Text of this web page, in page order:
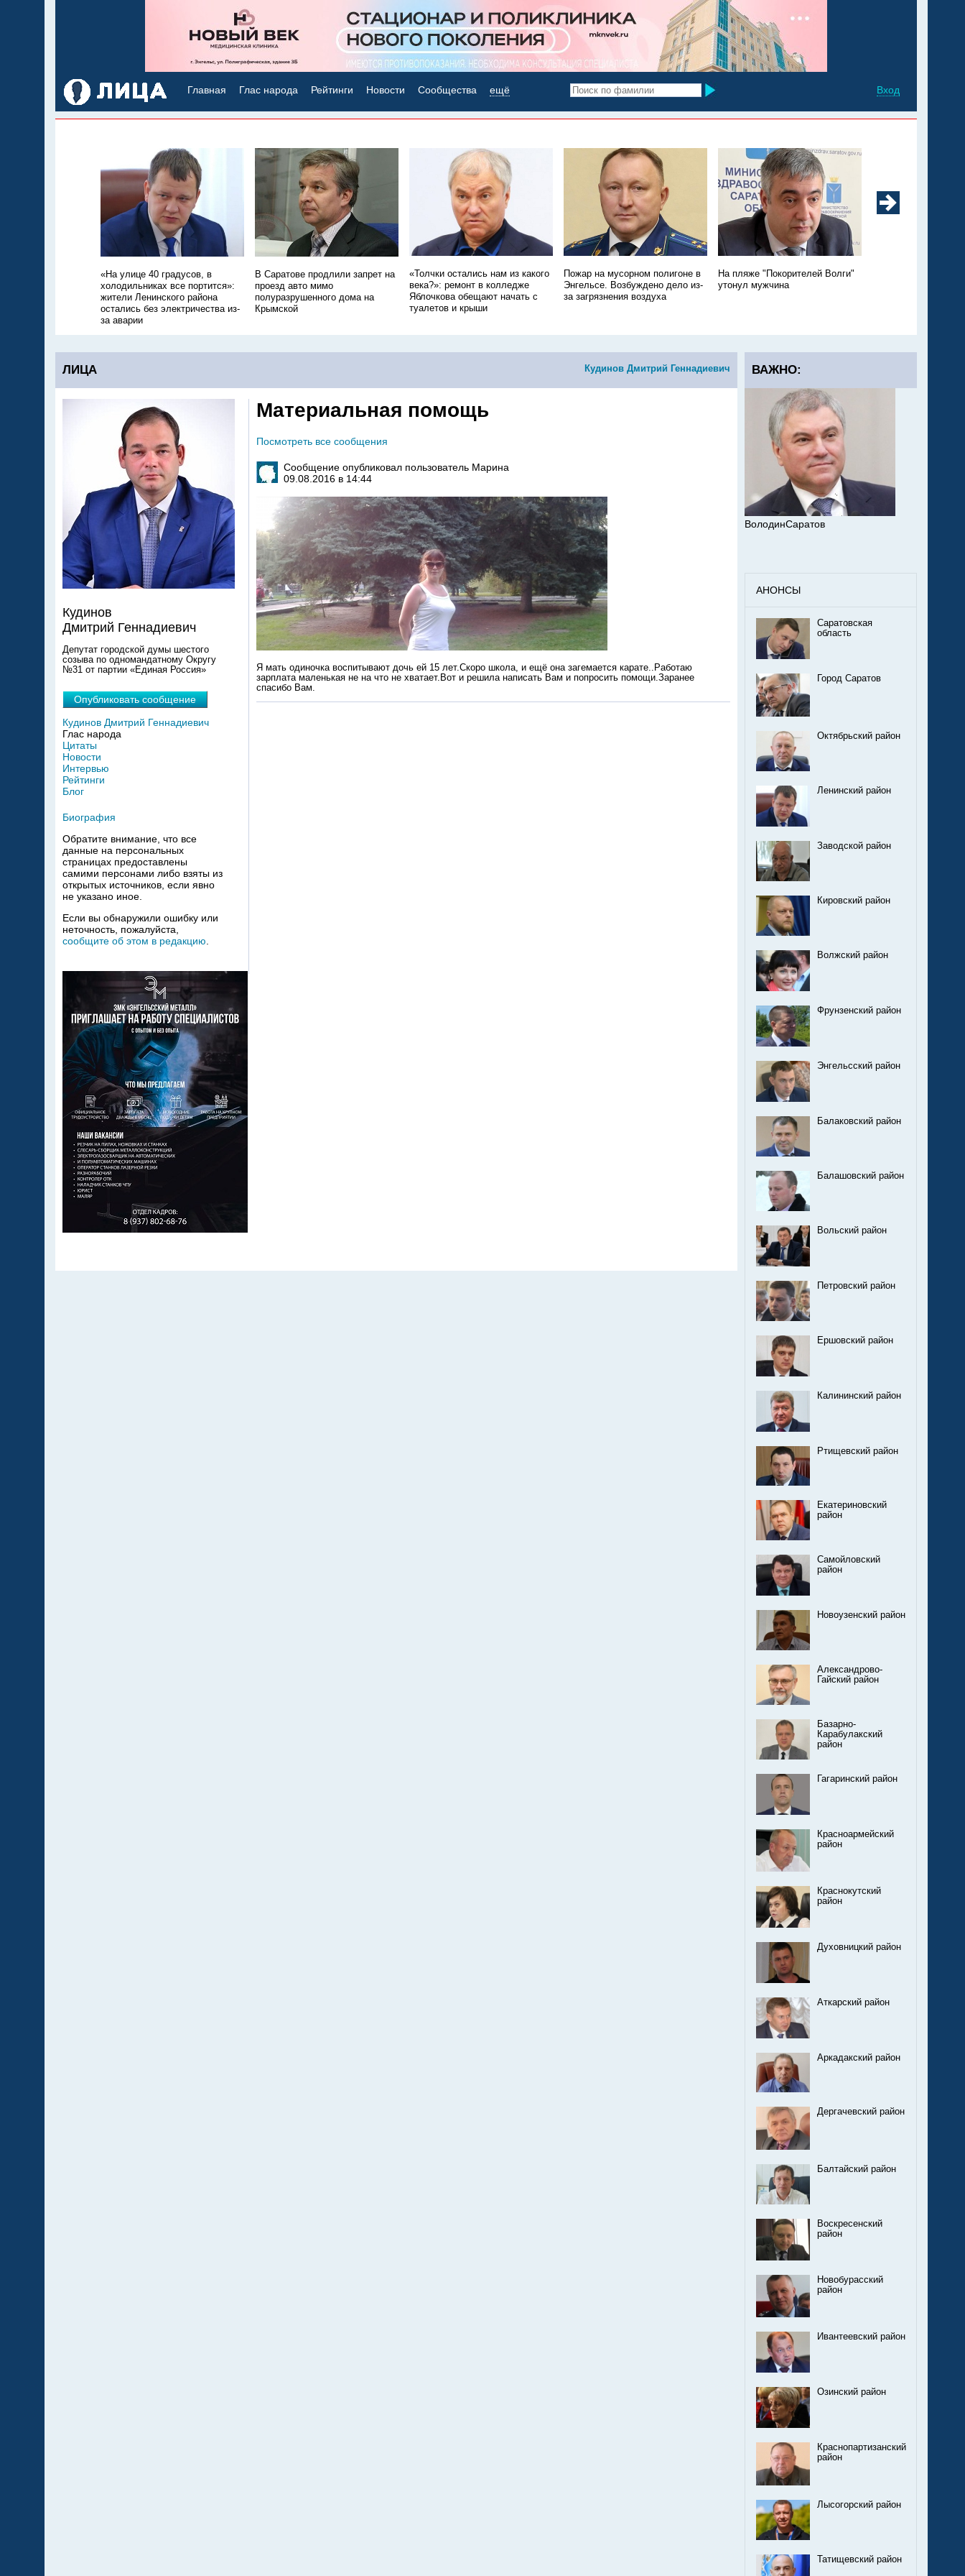
Вход
Главная Глас народа Рейтинги Новости Сообщества ещё
«На улице 40 градусов, в
холодильниках все портится»:
жители Ленинского района
остались без электричества из-
за аварии
В Саратове продлили запрет на
проезд авто мимо
полуразрушенного дома на
Крымской
«Толчки остались нам из какого
века?»: ремонт в колледже
Яблочкова обещают начать с
туалетов и крыши
Пожар на мусорном полигоне в
Энгельсе. Возбуждено дело из-
за загрязнения воздуха
На пляже "Покорителей Волги"
утонул мужчина
Кудинов Дмитрий Геннадиевич
ЛИЦА
Материальная помощь
Посмотреть все сообщения
Сообщение опубликовал пользователь Марина
09.08.2016 в 14:44
Я мать одиночка воспитывают дочь ей 15 лет.Скоро школа, и ещё она загемается карате..Работаю
зарплата маленькая не на что не хватает.Вот и решила написать Вам и попросить помощи.Заранее
спасибо Вам.
Кудинов
Дмитрий Геннадиевич
Депутат городской думы шестого
созыва по одномандатному Округу
№31 от партии «Единая Россия»
Опубликовать сообщение
Кудинов Дмитрий Геннадиевич
Глас народа
Цитаты
Новости
Интервью
Рейтинги
Блог
Биография
Обратите внимание, что все
данные на персональных
страницах предоставлены
самими персонами либо взяты из
открытых источников, если явно
не указано иное.
Если вы обнаружили ошибку или
неточность, пожалуйста,
сообщите об этом в редакцию
ВАЖНО:
ВолодинСаратов
АНОНСЫ
Саратовская
область
Город Саратов
Октябрьский район
Ленинский район
Заводской район
Кировский район
Волжский район
Фрунзенский район
Энгельсский район
Балаковский район
Балашовский район
Вольский район
Петровский район
Ершовский район
Калининский район
Ртищевский район
Екатериновский
район
Самойловский
район
Новоузенский район
Александрово-
Гайский район
Базарно-
Карабулакский
район
Гагаринский район
Красноармейский
район
Краснокутский
район
Духовницкий район
Аткарский район
Аркадакский район
Дергачевский район
Балтайский район
Воскресенский
район
Новобурасский
район
Ивантеевский район
Озинский район
Краснопартизанский
район
Лысогорский район
Татищевский район